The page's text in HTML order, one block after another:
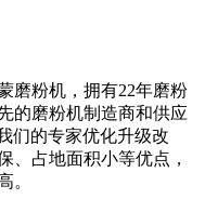
磨粉机，拥有22年磨粉
的磨粉机制造商和供应
们的专家优化升级改
、占地面积小等优点，
。